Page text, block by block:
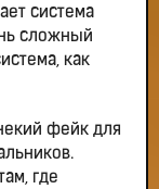
система
сложный
как
фейк для
где